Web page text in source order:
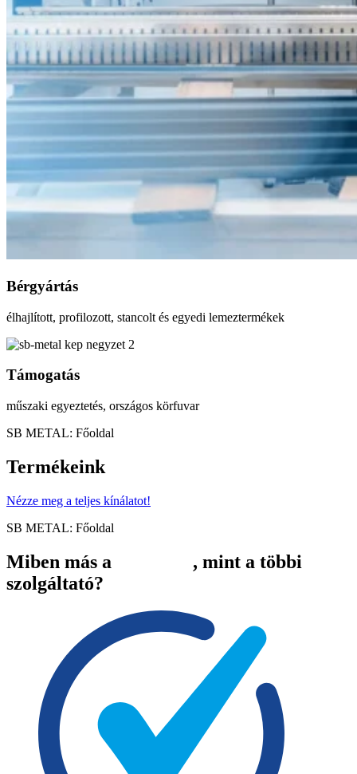
Bérgyártás
élhajlított, profilozott, stancolt és egyedi lemeztermékek
Támogatás
műszaki egyeztetés, országos körfuvar
SB METAL: Főoldal
Termékeink
Nézze meg a teljes kínálatot!
SB METAL: Főoldal
Miben más a
, mint a többi
szolgáltató?